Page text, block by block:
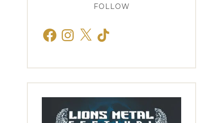
FOLLOW
FacebookInstagram
X TikTok